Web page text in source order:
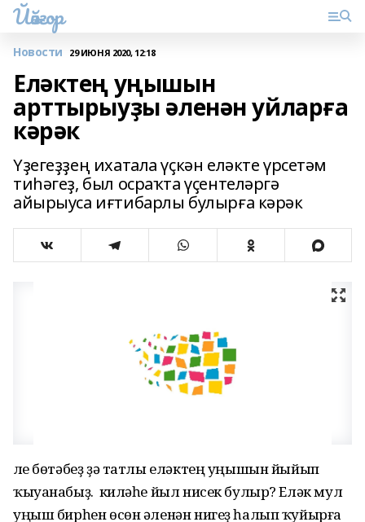
Йәйғор
Новости 29 ИЮНЯ 2020, 12:18
Еләктең уңышын
арттырыуҙы әленән уйларға
кәрәк
Үҙегеҙҙең ихатала үҫкән еләкте үрсетәм
тиһәгеҙ, был осраҡта үҫентеләргә
айырыуса иғтибарлы булырға кәрәк
Әле бөтәбеҙ ҙә татлы еләктең уңышын йыйып
ҡыуанабыҙ. Ә киләһе йыл нисек булыр? Еләк мул
уңыш бирһен өсөн әленән нигеҙ һалып ҡуйырға